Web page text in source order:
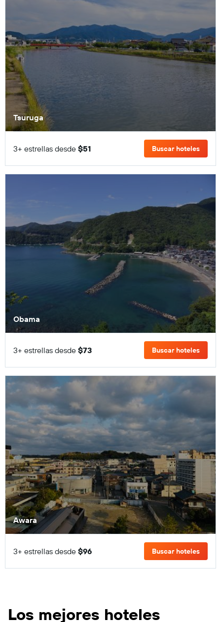
Tsuruga
3+ estrellas desde $51 Buscar hoteles
Obama
3+ estrellas desde $73 Buscar hoteles
Awara
3+ estrellas desde $96 Buscar hoteles
Los mejores hoteles